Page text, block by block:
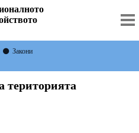
Закони
територията